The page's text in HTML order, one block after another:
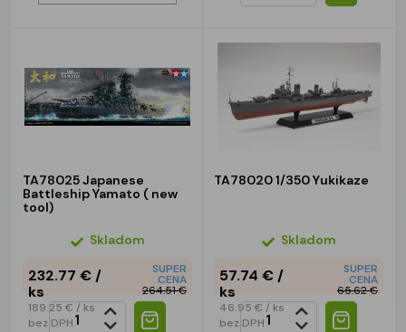
TA78025 Japanese
Battleship Yamato ( new
tool)
Skladom
232.77 €/
ks
189.25 € / ks
bez DPH
SUPER
CENA
264.51 €
TA78020 1/350 Yukikaze
Skladom
57.74 €/
ks
46.95 € / ks
bez DPH
SUPER
CENA
65.62 €